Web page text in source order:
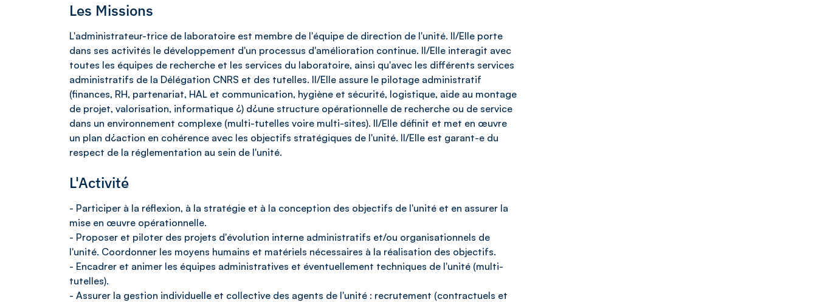
Les Missions
L'administrateur-trice de laboratoire est membre de l'équipe de direction de l'unité. Il/Elle porte
dans ses activités le développement d'un processus d'amélioration continue. Il/Elle interagit avec
toutes les équipes de recherche et les services du laboratoire, ainsi qu'avec les différents services
administratifs de la Délégation CNRS et des tutelles. Il/Elle assure le pilotage administratif
(finances, RH, partenariat, HAL et communication, hygiène et sécurité, logistique, aide au montage
de projet, valorisation, informatique ¿) d¿une structure opérationnelle de recherche ou de service
dans un environnement complexe (multi-tutelles voire multi-sites). Il/Elle définit et met en œuvre
un plan d¿action en cohérence avec les objectifs stratégiques de l'unité. Il/Elle est garant-e du
respect de la réglementation au sein de l'unité.
L'Activité
- Participer à la réflexion, à la stratégie et à la conception des objectifs de l'unité et en assurer la
mise en œuvre opérationnelle.
- Proposer et piloter des projets d'évolution interne administratifs et/ou organisationnels de
l'unité. Coordonner les moyens humains et matériels nécessaires à la réalisation des objectifs.
- Encadrer et animer les équipes administratives et éventuellement techniques de l'unité (multi-
tutelles).
- Assurer la gestion individuelle et collective des agents de l'unité : recrutement (contractuels et